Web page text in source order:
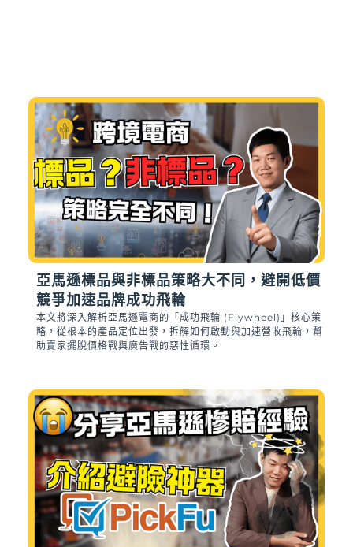
亞馬遜標品與非標品策略大不同，避開低價
競爭加速品牌成功飛輪
本文將深入解析亞馬遜電商的「成功飛輪 (Flywheel)」核心策
略，從根本的產品定位出發，拆解如何啟動與加速營收飛輪，幫
助賣家擺脫價格戰與廣告戰的惡性循環。